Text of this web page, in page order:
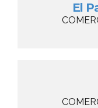
El